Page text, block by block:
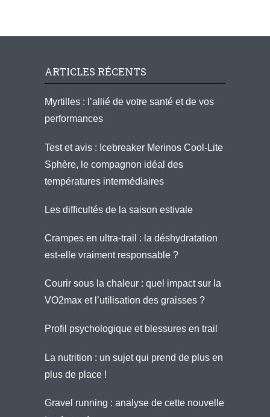
ARTICLES RÉCENTS
Myrtilles : l’allié de votre santé et de vos
performances
Test et avis : Icebreaker Merinos Cool-Lite
Sphère, le compagnon idéal des
températures intermédiaires
Les difficultés de la saison estivale
Crampes en ultra-trail : la déshydratation
est-elle vraiment responsable ?
Courir sous la chaleur : quel impact sur la
VO2max et l’utilisation des graisses ?
Profil psychologique et blessures en trail
La nutrition : un sujet qui prend de plus en
plus de place !
Gravel running : analyse de cette nouvelle